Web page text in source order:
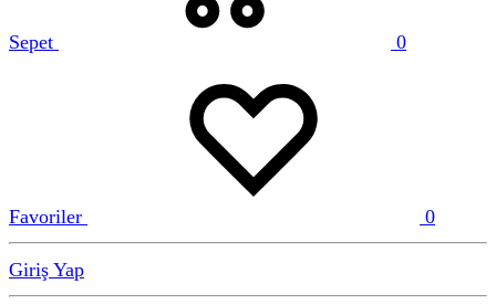
Sepet 0
Favoriler 0
Giriş Yap